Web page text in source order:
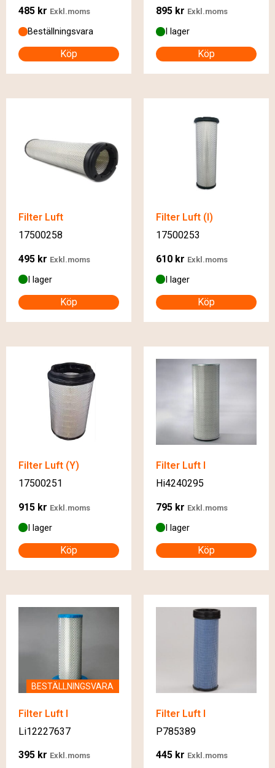
485 kr Exkl.moms
Beställningsvara
Köp
895 kr Exkl.moms
I lager
Köp
Filter Luft
17500258
495 kr Exkl.moms
I lager
Köp
Filter Luft (I)
17500253
610 kr Exkl.moms
I lager
Köp
Filter Luft (Y)
17500251
915 kr Exkl.moms
I lager
Köp
Filter Luft I
Hi4240295
795 kr Exkl.moms
I lager
Köp
BESTÄLLNINGSVARA
Filter Luft I
Li12227637
395 kr Exkl.moms
Filter Luft I
P785389
445 kr Exkl.moms